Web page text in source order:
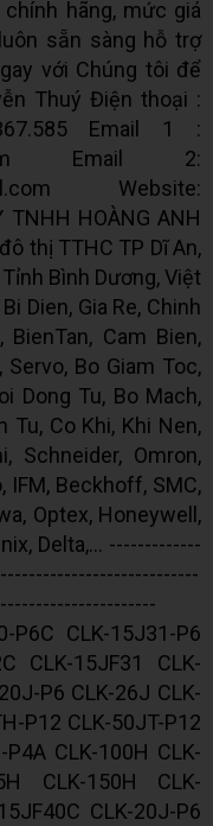
hãng, mức giá
sẵn sàng hỗ trợ
với Chúng tôi để
Thuý Điện thoại :
Email 1 :
Email 2:
Website:
TNHH HOÀNG ANH
thị TTHC TP Dĩ An,
Tỉnh Bình Dương, Việt
Dien, Gia Re, Chinh
BienTan, Cam Bien,
Servo, Bo Giam Toc,
Dong Tu, Bo Mach,
Tu, Co Khi, Khi Nen,
Schneider, Omron,
IFM, Beckhoff, SMC,
Optex, Honeywell,
Delta,... -------------
P6C CLK-15J31-P6
CLK-15JF31 CLK-
P6 CLK-26J CLK-
P12 CLK-50JT-P12
P4A CLK-100H CLK-
CLK-150H CLK-
CLK-20J-P6